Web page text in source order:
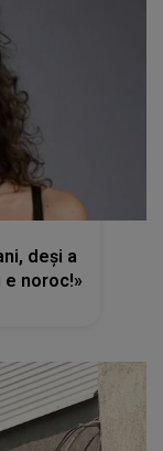
deși a
noroc!»